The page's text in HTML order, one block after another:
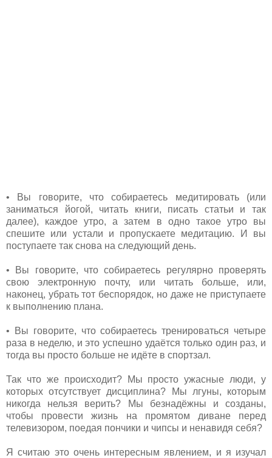
• Вы говорите, что собираетесь медитировать (или
заниматься йогой, читать книги, писать статьи и так
далее), каждое утро, а затем в одно такое утро вы
спешите или устали и пропускаете медитацию. И вы
поступаете так снова на следующий день.
• Вы говорите, что собираетесь регулярно проверять
свою электронную почту, или читать больше, или,
наконец, убрать тот беспорядок, но даже не приступаете
к выполнению плана.
• Вы говорите, что собираетесь тренироваться четыре
раза в неделю, и это успешно удаётся только один раз, и
тогда вы просто больше не идёте в спортзал.
Так что же происходит? Мы просто ужасные люди, у
которых отсутствует дисциплина? Мы лгуны, которым
никогда нельзя верить? Мы безнадёжны и созданы,
чтобы провести жизнь на промятом диване перед
телевизором, поедая пончики и чипсы и ненавидя себя?
Я считаю это очень интересным явлением, и я изучал